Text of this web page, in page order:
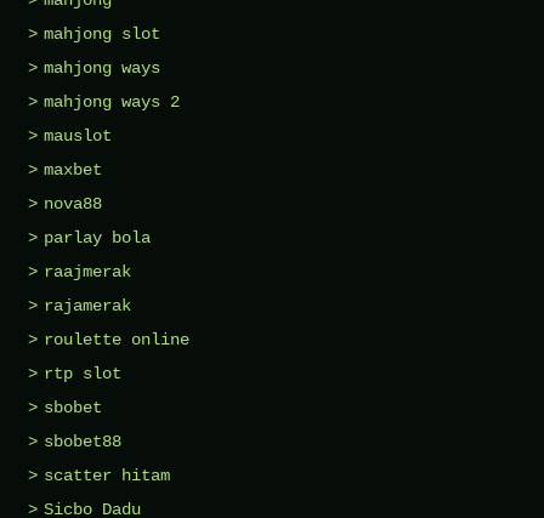
mahjong slot
mahjong ways
mahjong ways 2
mauslot
maxbet
nova88
parlay bola
raajmerak
rajamerak
roulette online
rtp slot
sbobet
sbobet88
scatter hitam
Sicbo Dadu